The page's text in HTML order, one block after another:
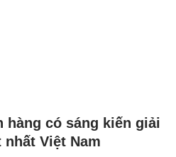
hàng có sáng kiến giải
Việt Nam